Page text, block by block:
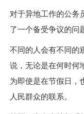
对于异地工作的公务
了一个备受争议的问
不同的人会有不同的
说，无论是在何时何
为即使是在节假日，
人民群众的联系。